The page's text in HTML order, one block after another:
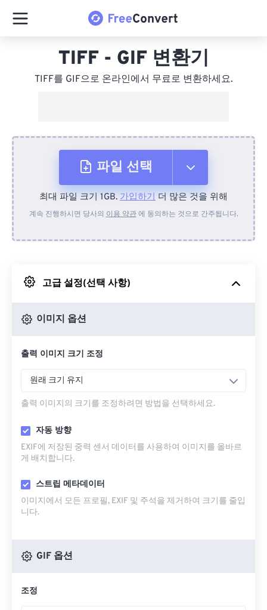
TIFF - GIF 변환기
TIFF를 GIF으로 온라인에서 무료로 변환하세요.
파일 선택
장치에서
Google 드라이브에서
최대 파일 크기 1GB. 가입하기 더 많은 것을 위해
계속 진행하시면 당사의 이용 약관에 동의하는 것으로 간주됩니다.
고급 설정(선택 사항)
이미지 옵션
출력 이미지 크기 조정
원래 크기 유지
출력 이미지의 크기를 조정하려면 방법을 선택하세요.
자동 방향
EXIF에 저장된 중력 센서 데이터를 사용하여 이미지를 올바르
게 배치합니다.
스트립 메타데이터
이미지에서 모든 프로필, EXIF ​​및 주석을 제거하여 크기를 줄입
니다.
GIF 옵션
조정